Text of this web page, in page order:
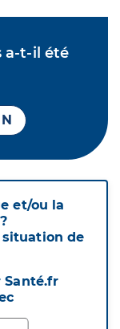
a-t-il été
et/ou la
situation de
Santé.fr